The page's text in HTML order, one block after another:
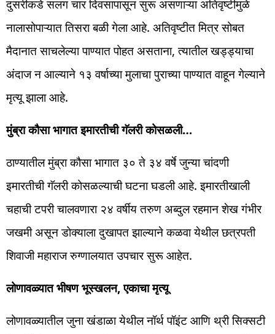
दुसरीकडे सलग चार दिवसापासून सुरू असणाऱ्या अतिवृष्टीमुळे
नालासोपाऱ्यात तिसरा बळी गेला आहे. अतिवृष्टीत मित्र सोबत
मैदानात साचलेल्या पाण्यात पोहत असताना, त्यातील खड्ड्याचा
अंदाज न आल्याने १३ वर्षाच्या मुलाचा पुराच्या पाण्यात वाहून गेल्याने
मृत्यू झाला आहे.
मुंब्रा कौसा भागात इमारतीची गॅलरी कोसळली…
ठाण्यातील मुंब्रा कौसा भागात ३० ते ३४ वर्षे जुन्या चांदणी
इमारतीची गॅलरी कोसळल्याची घटना घडली आहे. इमारतीखाली
चहाची टपरी चालवणारा २४ वर्षीय तरुण अब्दुल रहमान शेख गंभीर
जखमी असून डोक्याला दुखापत झाल्याने कळवा येथील छत्रपती
शिवाजी महाराज रुग्णालयात उपचार सुरू आहेत.
लोणावळ्यात भीषण भूस्खलन, एकाचा मृत्यू
लोणावळ्यातील जुना खंडाळा येथील नॉर्थ पॉइंट आणि थ्री सिक्सटी